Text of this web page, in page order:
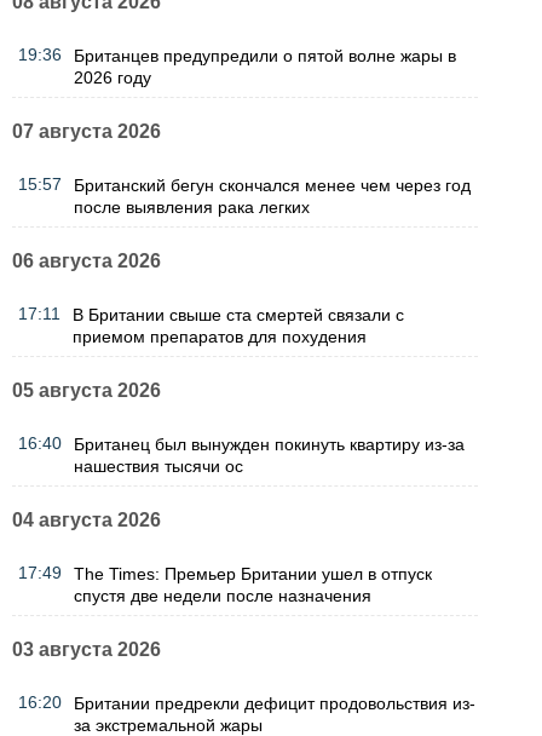
19:36
Британцев предупредили о пятой волне жары в
2026 году
07 августа 2026
15:57
Британский бегун скончался менее чем через год
после выявления рака легких
06 августа 2026
17:11
В Британии свыше ста смертей связали с
приемом препаратов для похудения
05 августа 2026
16:40
Британец был вынужден покинуть квартиру из-за
нашествия тысячи ос
04 августа 2026
17:49
The Times: Премьер Британии ушел в отпуск
спустя две недели после назначения
03 августа 2026
16:20
Британии предрекли дефицит продовольствия из-
за экстремальной жары